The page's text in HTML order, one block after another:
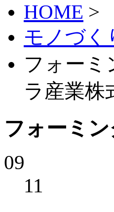
HOME >
モノづく
フォーミ
ラ産業株
フォーミ
09
11